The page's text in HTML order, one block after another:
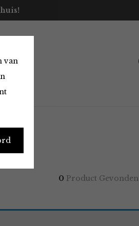
van
0 Product Gevonden